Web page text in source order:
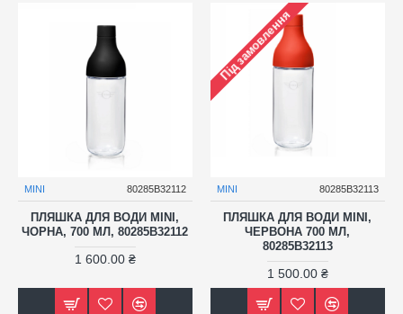
MINI 80285B32112
ПЛЯШКА ДЛЯ ВОДИ MINI,
ЧОРНА, 700 МЛ, 80285B32112
1 600.00 ₴
Під замовлення
MINI 80285B32113
ПЛЯШКА ДЛЯ ВОДИ MINI,
ЧЕРВОНА 700 МЛ,
80285B32113
1 500.00 ₴